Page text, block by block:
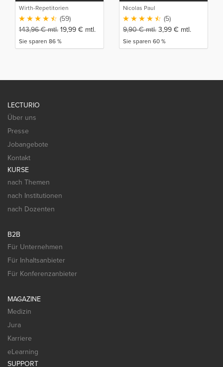
Wirth-Repetitorien
(59)
143,96€mtl. 19,99 € mtl.
Sie sparen 86 %
Elektrolythaushalt
Nicolas Paul
(5)
9,90€mtl. 3,99 € mtl.
Sie sparen 60 %
LECTURIO
Über uns
Presse
Jobangebote
Kontakt
KURSE
nach Themen
nach Institutionen
nach Dozenten
B2B
Für Unternehmen
Für Inhaltsanbieter
Für Konferenzanbieter
MAGAZINE
Medizin
Jura
Karriere
eLearning
SUPPORT